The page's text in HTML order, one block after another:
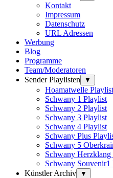
Kontakt
Impressum
Datenschutz
URL Adressen
Werbung
Blog
Programme
Team/Moderatoren
Sender Playlisten
▼
Hoamatwelle Playlist
Schwany 1 Playlist
Schwany 2 Playlist
Schwany 3 Playlist
Schwany 4 Playlist
Schwany Plus
Schwany 5
Schwany Herzklang
Schwany Souvenir1
Künstler Archiv
▼